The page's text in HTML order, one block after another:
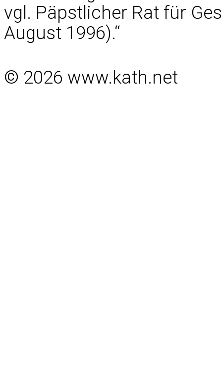
vgl. Päpstlicher Rat für
August 1996).“
© 2026 www.kath.net